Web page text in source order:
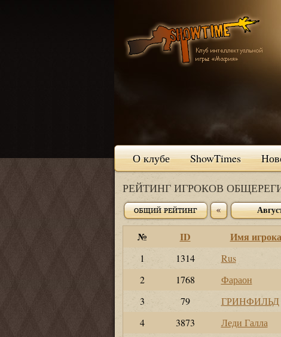
О клубе ShowTimes
РЕЙТИНГ ИГРОКОВ
№ ID Имя игрока
1 1314 Rus
2
1768 Фараон
3
79 ГРИНФИЛЬД
4
3873 Леди Галла